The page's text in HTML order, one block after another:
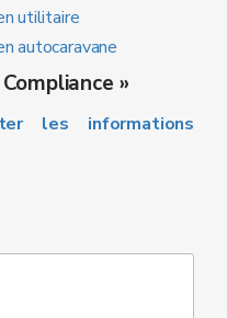
utilitaire
autocaravane
»
les informations